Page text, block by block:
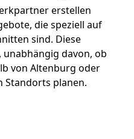
erstellen
die speziell auf
sind. Diese
davon, ob
von Altenburg oder
Standorts planen.